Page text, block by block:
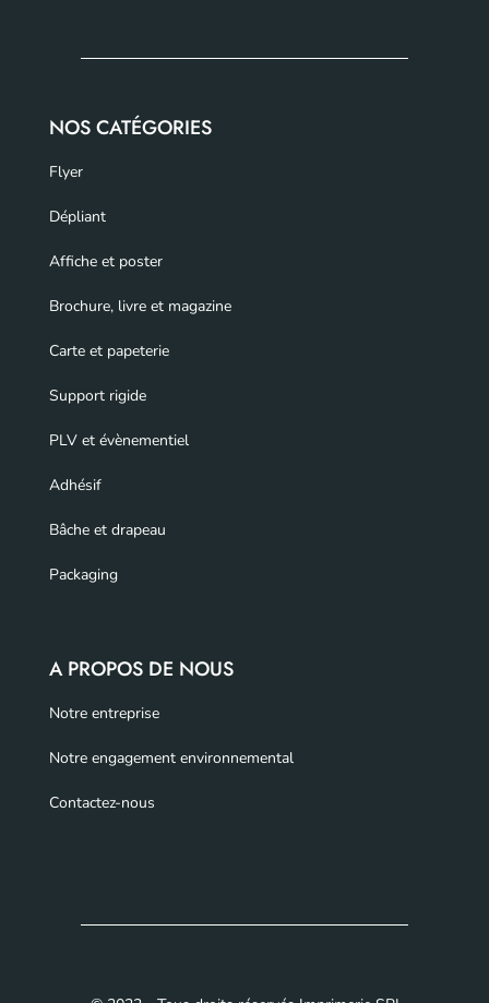
NOS CATÉGORIES
Flyer
Dépliant
Affiche et poster
Brochure, livre et magazine
Carte et papeterie
Support rigide
PLV et évènementiel
Adhésif
Bâche et drapeau
Packaging
A PROPOS DE NOUS
Notre entreprise
Notre engagement environnemental
Contactez-nous